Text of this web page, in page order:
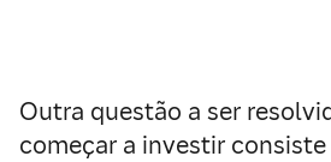
Outra questão a ser
começar a investir consiste